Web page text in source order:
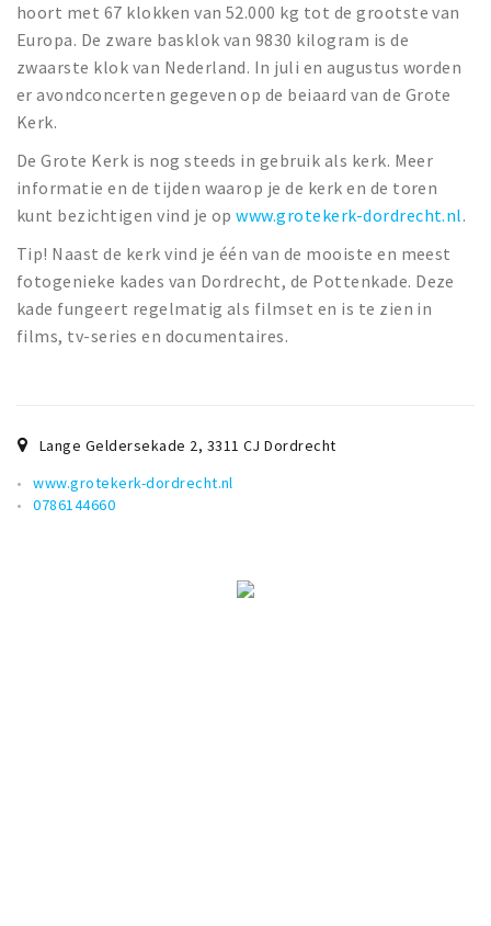
hoort met 67 klokken van 52.000 kg tot de grootste van
Europa. De zware basklok van 9830 kilogram is de
zwaarste klok van Nederland. In juli en augustus worden
er avondconcerten gegeven op de beiaard van de Grote
Kerk.
De Grote Kerk is nog steeds in gebruik als kerk. Meer
informatie en de tijden waarop je de kerk en de toren
kunt bezichtigen vind je opwww.grotekerk-dordrecht.nl.
Tip! Naast de kerk vind je één van de mooiste en meest
fotogenieke kades van Dordrecht, de Pottenkade. Deze
kade fungeert regelmatig als filmset en is te zien in
films, tv-series en documentaires.
Lange Geldersekade 2, 3311 CJ Dordrecht
www.grotekerk-dordrecht.nl
0786144660